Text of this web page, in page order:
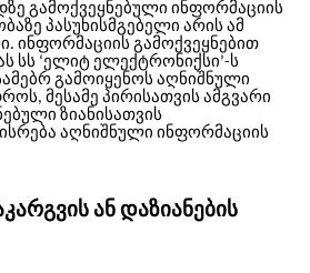
გამოქვეყნებული ინფორმაციის
პასუხისმგებელი არის ამ
ინფორმაციის გამოქვეყნებით
სს ‘ელიტ ელექტრონიქსი’-ს
გამოიყენოს აღნიშნული
მესამე პირისათვის ამგვარი
ზიანისათვის
აღნიშნული ინფორმაციის
ან დაზიანების